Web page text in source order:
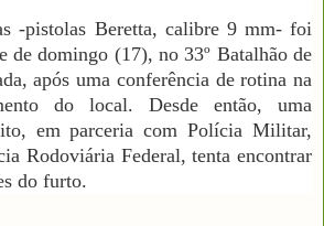
-pistolas Beretta, calibre 9 mm- foi
de domingo (17), no 33º Batalhão de
após uma conferência de rotina na
do local. Desde então, uma
em parceria com Polícia Militar,
Rodoviária Federal, tenta encontrar
do furto.